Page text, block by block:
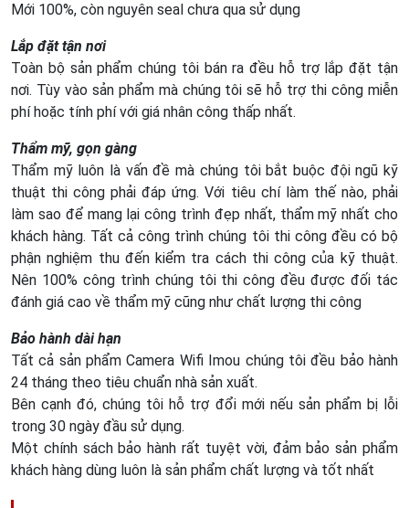
Mới 100%, còn nguyên seal chưa qua sử dụng
Lắp đặt tận nơi
Toàn bộ sản phẩm chúng tôi bán ra đều hỗ trợ lắp đặt tận
nơi. Tùy vào sản phẩm mà chúng tôi sẽ hỗ trợ thi công miễn
phí hoặc tính phí với giá nhân công thấp nhất.
Thẩm mỹ, gọn gàng
Thẩm mỹ luôn là vấn đề mà chúng tôi bắt buộc đội ngũ kỹ
thuật thi công phải đáp ứng. Với tiêu chí làm thế nào, phải
làm sao để mang lại công trình đẹp nhất, thẩm mỹ nhất cho
khách hàng. Tất cả công trình chúng tôi thi công đều có bộ
phận nghiệm thu đến kiểm tra cách thi công của kỹ thuật.
Nên 100% công trình chúng tôi thi công đều được đối tác
đánh giá cao về thẩm mỹ cũng như chất lượng thi công
Bảo hành dài hạn
Tất cả sản phẩm Camera Wifi Imou chúng tôi đều bảo hành
24 tháng theo tiêu chuẩn nhà sản xuất.
Bên cạnh đó, chúng tôi hỗ trợ đổi mới nếu sản phẩm bị lỗi
trong 30 ngày đầu sử dụng.
Một chính sách bảo hành rất tuyệt vời, đảm bảo sản phẩm
khách hàng dùng luôn là sản phẩm chất lượng và tốt nhất